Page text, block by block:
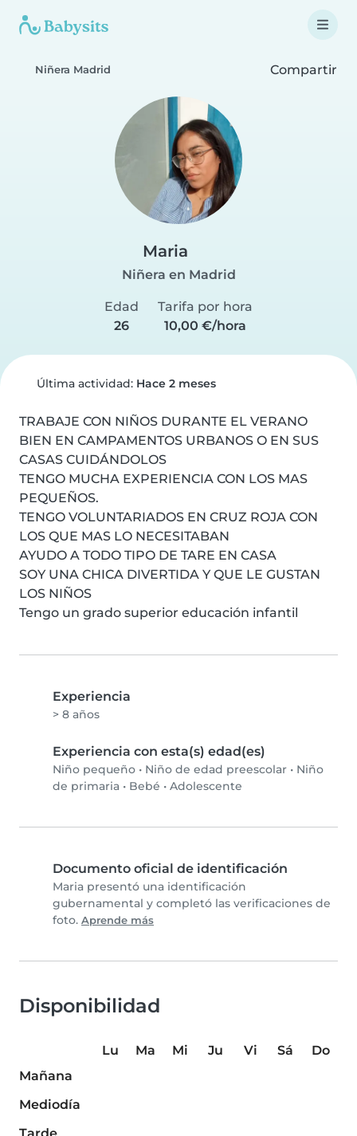
Niñera Madrid Compartir
Maria
Niñera en Madrid
Edad
26
Tarifa por hora
10,00 €/hora
Última actividad: Hace 2 meses
TRABAJE CON NIÑOS DURANTE EL VERANO
BIEN EN CAMPAMENTOS URBANOS O EN SUS
CASAS CUIDÁNDOLOS
TENGO MUCHA EXPERIENCIA CON LOS MAS
PEQUEÑOS.
TENGO VOLUNTARIADOS EN CRUZ ROJA CON
LOS QUE MAS LO NECESITABAN
AYUDO A TODO TIPO DE TARE EN CASA
SOY UNA CHICA DIVERTIDA Y QUE LE GUSTAN
LOS NIÑOS
Tengo un grado superior educación infantil
Experiencia
> 8 años
Experiencia con esta(s) edad(es)
Niño pequeño • Niño de edad preescolar • Niño
de primaria • Bebé • Adolescente
Documento oficial de identificación
Maria presentó una identificación
gubernamental y completó las verificaciones de
foto. Aprende más
Disponibilidad
Lu Ma Mi Ju Vi Sá
Do
Mañana
Mediodía